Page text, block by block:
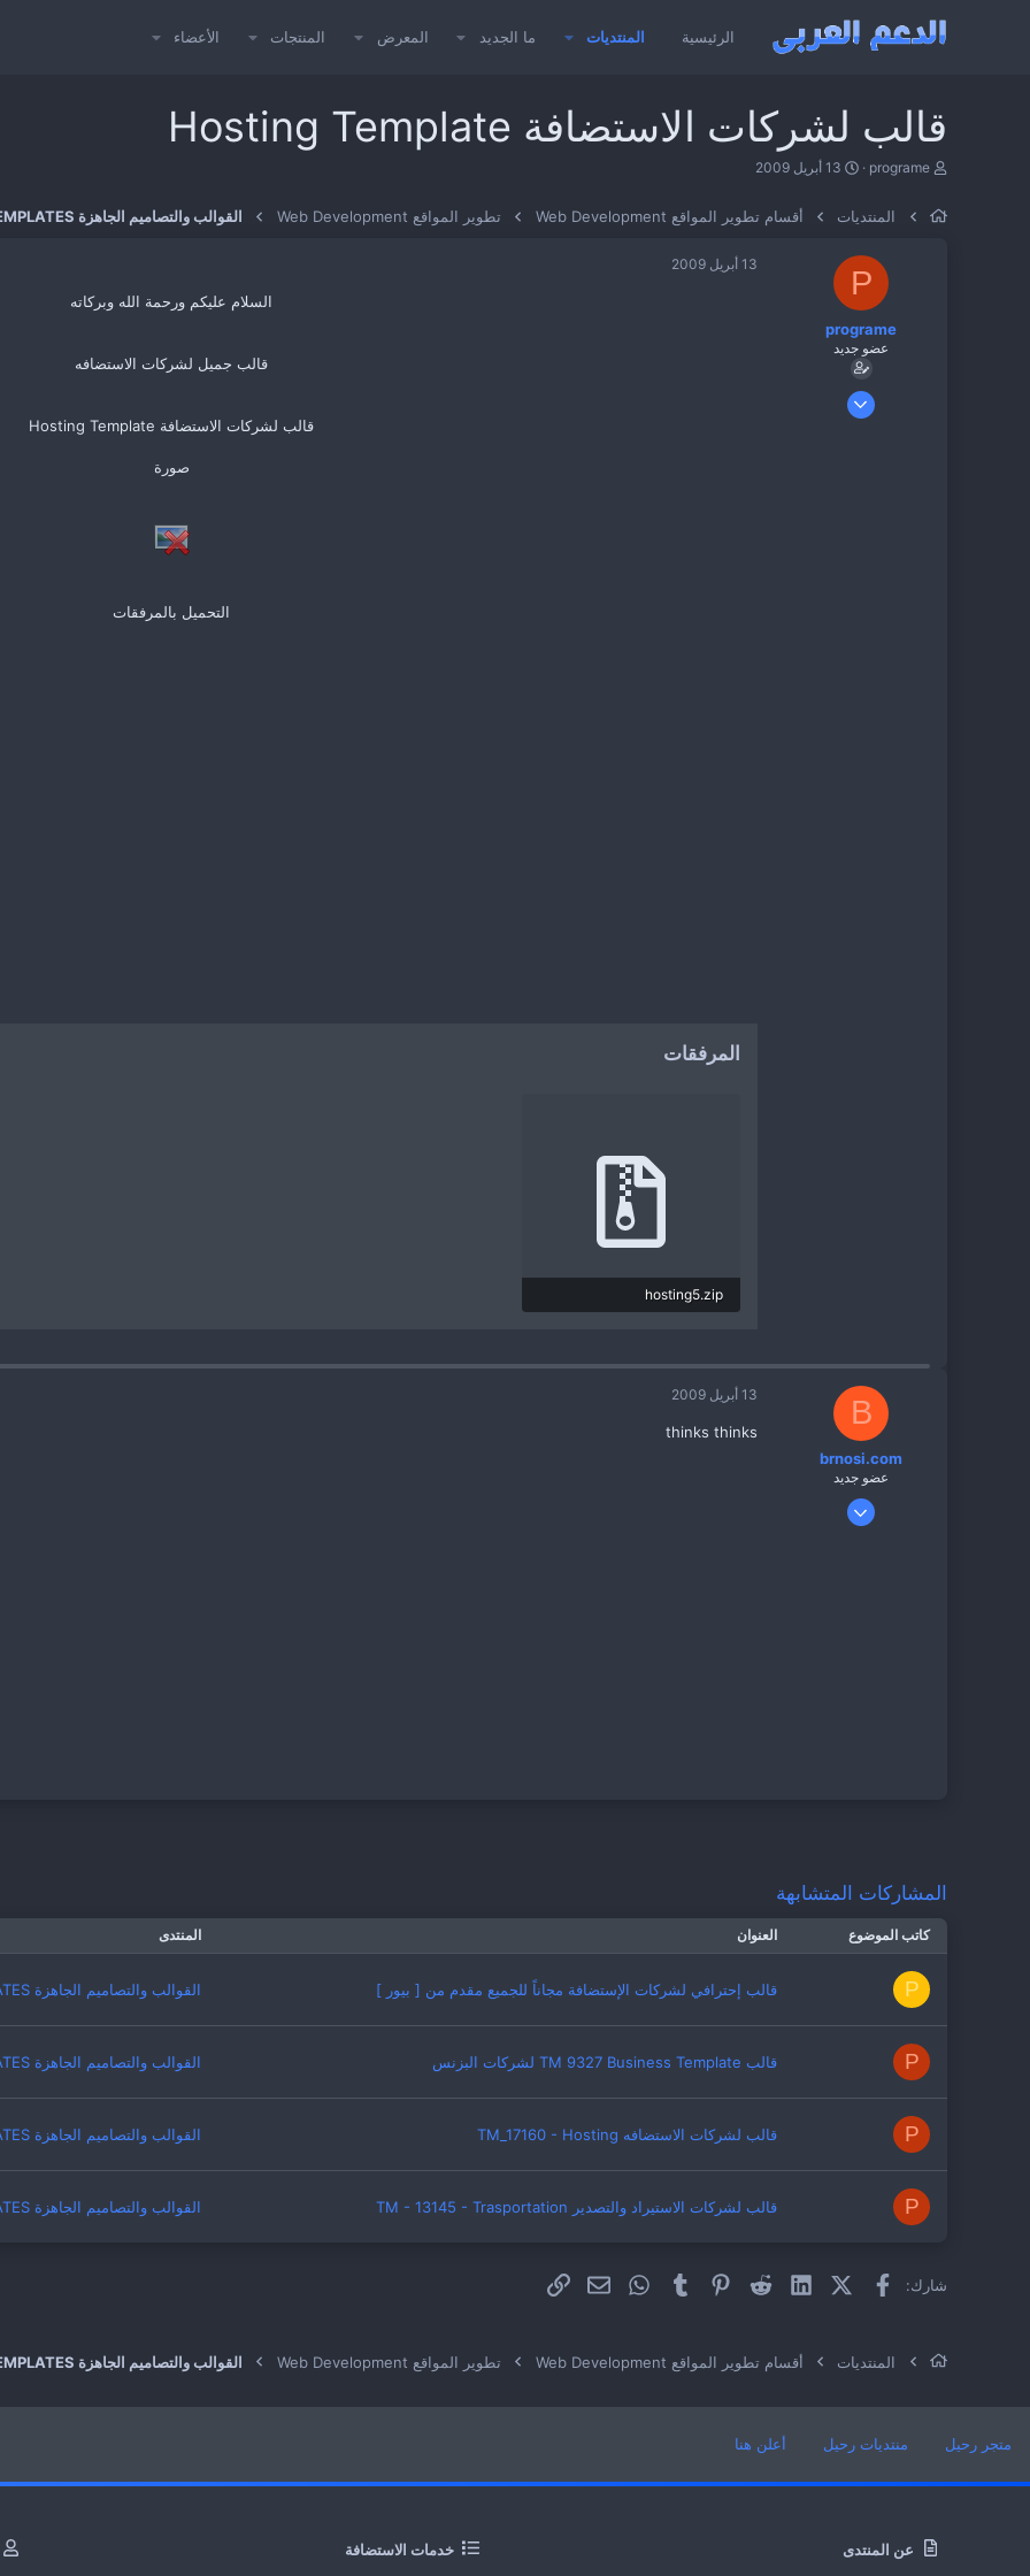
الرئيسية المنتديات ما الجديد المعرض المنتجات الأعضاء
قالب لشركات الاستضافة Hosting Template
ب
ئ
programe
ت
ي
ا
ب
ء
13 أبريل 2009
المنتديات أقسام تطوير المواقع Web Development تطوير المواقع Web Development القوالب والتصاميم الجاهزة TEMPLATES
P
programe
عضو جديد
13 أبريل 2009
السلام عليكم ورحمة الله وبركاته
قالب جميل لشركات الاستضافه
قالب لشركات الاستضافة Hosting Template
صورة
التحميل بالمرفقات
المرفقات
hosting5.zip
B
brnosi.com
عضو جديد
2 مارس 2009
13 أبريل 2009
thinks thinks
المشاركات المتشابهة
كاتب الموضوع العنوان المنتدى
P قالب إحترافي لشركات الإستضافة مجاناً للجميع مقدم من [ بيور ] القوالب والتصاميم الجاهزة TEMPLATES
P قالب TM 9327 Business Template لشركات البزنس القوالب والتصاميم الجاهزة TEMPLATES
P قالب لشركات الاستضافه TM_17160 - Hosting القوالب والتصاميم الجاهزة TEMPLATES
P قالب لشركات الاستيراد والتصدير TM - 13145 - Trasportation القوالب والتصاميم الجاهزة TEMPLATES
شارك: فيسبوكX (Twitter)
LinkedIn
Reddit
Pinterest
Tumblr
WhatsAppالبريد الإلكتروني
الرابط
المنتديات أقسام تطوير المواقع Web Development تطوير المواقع Web Development القوالب والتصاميم الجاهزة TEMPLATES
عن المنتدى خدمات الاستضافة
متجر رحيل منتديات رحيل أعلن هنا